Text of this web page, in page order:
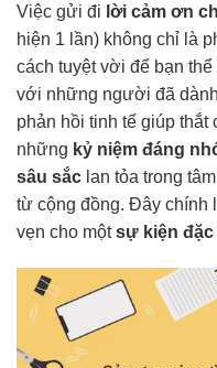
Việc gửi đi lời cảm ơn
hiện 1 lần) không chỉ là
cách tuyệt vời để bạn thể
với những người đã
phản hồi tinh tế giúp thắt
những kỷ niệm đáng
sâu sắc lan tỏa trong
từ cộng đồng. Đây chính
vẹn cho mộtsự kiện đặc